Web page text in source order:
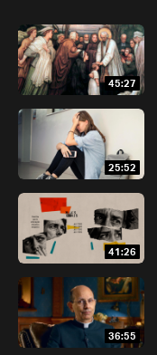
45:27
25:52
41:26
36:55